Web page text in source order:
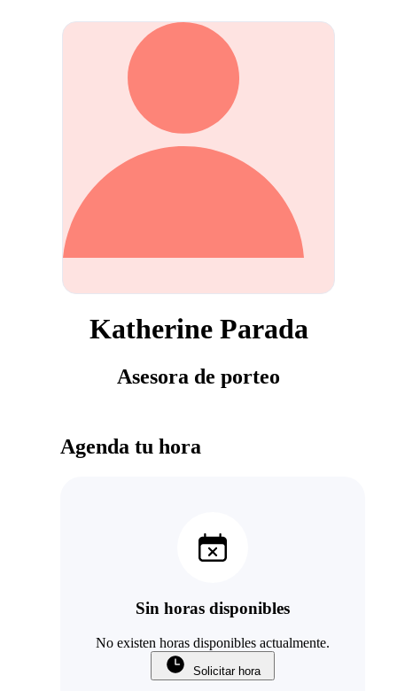
Katherine Parada
Asesora de porteo
Agenda tu hora
Sin horas disponibles
No existen horas disponibles actualmente.
Solicitar hora